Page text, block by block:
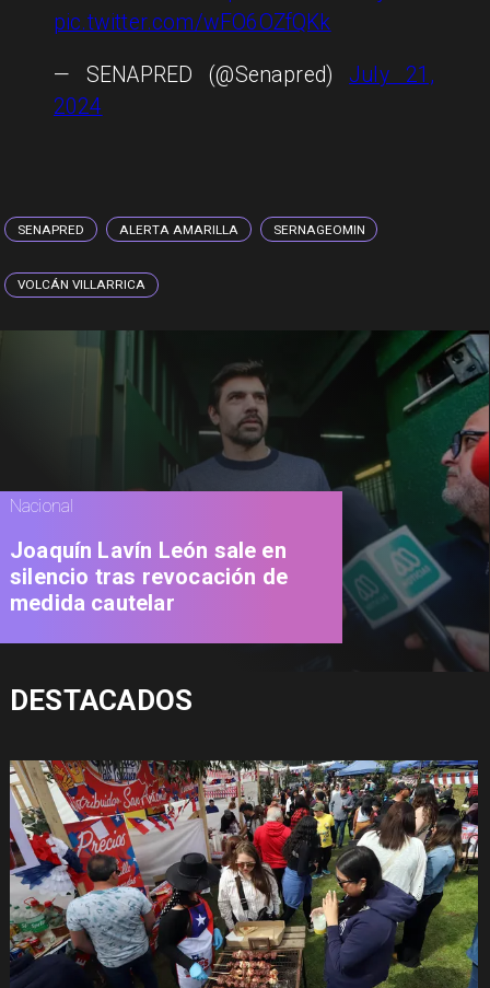
pic.twitter.com/wFO6OZfQKk
— SENAPRED (@Senapred) July 21,
2024
SENAPRED ALERTA AMARILLA SERNAGEOMIN
VOLCÁN VILLARRICA
Nacional
Joaquín Lavín León sale en
silencio tras revocación de
medida cautelar
DESTACADOS